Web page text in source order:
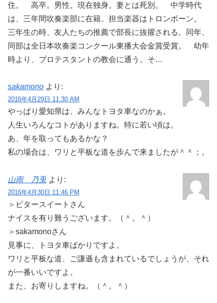
住。 高卒。男性。現在独身。妻とは死別。 中学時代
は、三年間吹奏楽部に在籍。担当楽器はトロンボーン。
三年生の時、友人たちの推薦で部長に抜擢される。同年、
同部は全日本吹奏楽コンクール東播大会金賞受賞。 幼年
時より、プロテスタントの教会に通う。そ…
sakamono より:
2016年4月29日 11:30 AM
やっぱり愛知県は、みんなトヨタ車なのかぁ。
人生いろんなコトがありますね。特に若い頃は。
あ、年を取ってもあるかな？
私の場合は、ワリと平板な道を歩んで来ましたが＾＾；。
山雨 乃兎 より:
2016年4月30日 11:46 PM
＞ビタースイートさん
ナイスを有り難うございます。（＾。＾）
＞sakamonoさん
見事に、トヨタ車ばかりですよ。
ワリと平板な道、ご謙遜も含まれているでしょうが、それ
が一番いいですよ。
また、お寄りしますね。（＾。＾）